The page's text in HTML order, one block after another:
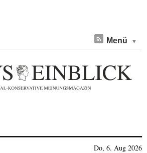
Menü
Do, 6. Aug 2026